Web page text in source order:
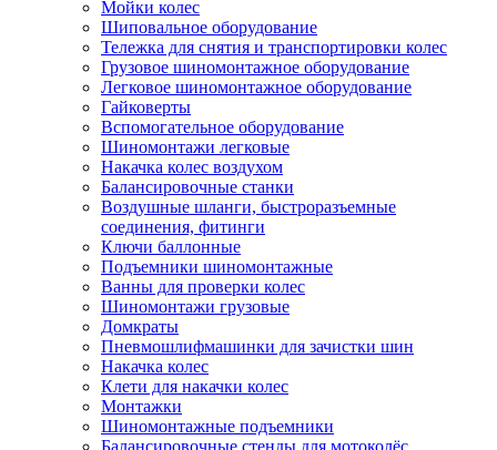
Мойки колес
Шиповальное оборудование
Тележка для снятия и транспортировки колес
Грузовое шиномонтажное оборудование
Легковое шиномонтажное оборудование
Гайковерты
Вспомогательное оборудование
Шиномонтажи легковые
Накачка колес воздухом
Балансировочные станки
Воздушные шланги, быстроразъемные
соединения, фитинги
Ключи баллонные
Подъемники шиномонтажные
Ванны для проверки колес
Шиномонтажи грузовые
Домкраты
Пневмошлифмашинки для зачистки шин
Накачка колес
Клети для накачки колес
Монтажки
Шиномонтажные подъемники
Балансировочные стенды для мотоколёс